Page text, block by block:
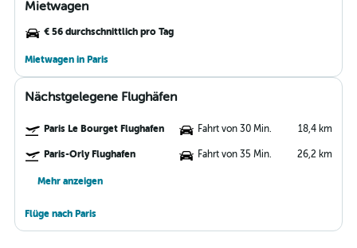
Mietwagen
€ 56 durchschnittlich pro Tag
Mietwagen in Paris
Nächstgelegene Flughäfen
Paris Le Bourget Flughafen Fahrt von 30 Min. 18,4 km
Paris-Orly Flughafen Fahrt von 35 Min. 26,2 km
Mehr anzeigen
Flüge nach Paris